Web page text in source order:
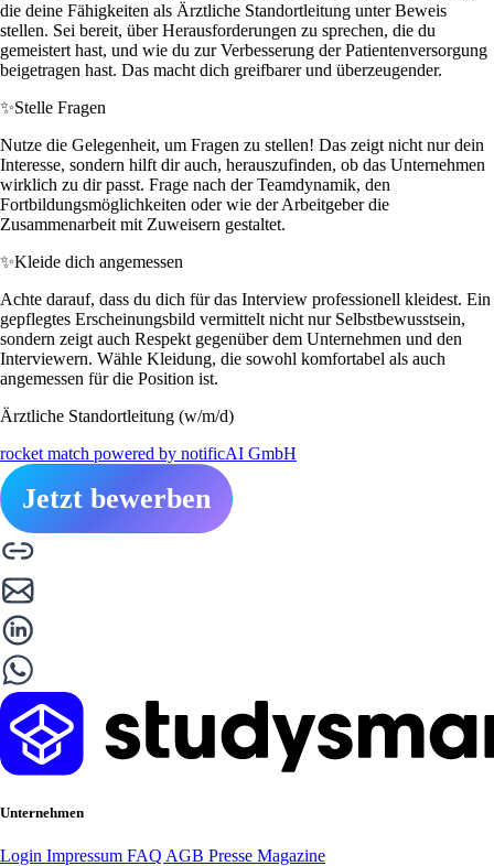
die deine Fähigkeiten als Ärztliche Standortleitung unter Beweis
stellen. Sei bereit, über Herausforderungen zu sprechen, die du
gemeistert hast, und wie du zur Verbesserung der Patientenversorgung
beigetragen hast. Das macht dich greifbarer und überzeugender.
✨Stelle Fragen
Nutze die Gelegenheit, um Fragen zu stellen! Das zeigt nicht nur dein
Interesse, sondern hilft dir auch, herauszufinden, ob das Unternehmen
wirklich zu dir passt. Frage nach der Teamdynamik, den
Fortbildungsmöglichkeiten oder wie der Arbeitgeber die
Zusammenarbeit mit Zuweisern gestaltet.
✨Kleide dich angemessen
Achte darauf, dass du dich für das Interview professionell kleidest. Ein
gepflegtes Erscheinungsbild vermittelt nicht nur Selbstbewusstsein,
sondern zeigt auch Respekt gegenüber dem Unternehmen und den
Interviewern. Wähle Kleidung, die sowohl komfortabel als auch
angemessen für die Position ist.
Ärztliche Standortleitung (w/m/d)
rocket match powered by notificAI GmbH
Jetzt bewerben
Unternehmen
Login Impressum FAQ AGB Presse Magazine